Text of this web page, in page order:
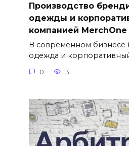
Производство
одежды и
компанией MerchOne
В современном бизнесе
одежда и
0 3